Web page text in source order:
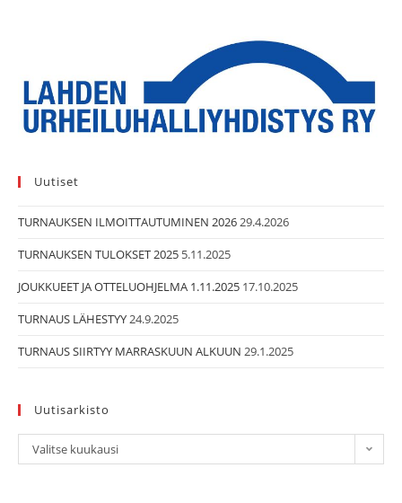
Uutiset
TURNAUKSEN ILMOITTAUTUMINEN 202629.4.2026
TURNAUKSEN TULOKSET 2025 5.11.2025
JOUKKUEET JA OTTELUOHJELMA 1.11.2025 17.10.2025
TURNAUS LÄHESTYY24.9.2025
TURNAUS SIIRTYY MARRASKUUN ALKUUN 29.1.2025
Uutisarkisto
Uutisarkisto
Valitse kuukausi